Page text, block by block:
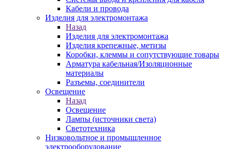
Кабели и провода
Изделия для электромонтажа
Назад
Изделия для электромонтажа
Изделия крепежные, метизы
Коробки, клеммы и сопутствующие товары
Арматура кабельная/Изоляционные
материалы
Разъемы, соединители
Освещение
Назад
Освещение
Лампы (источники света)
Светотехника
Низковольтное и промышленное
электрооборудование